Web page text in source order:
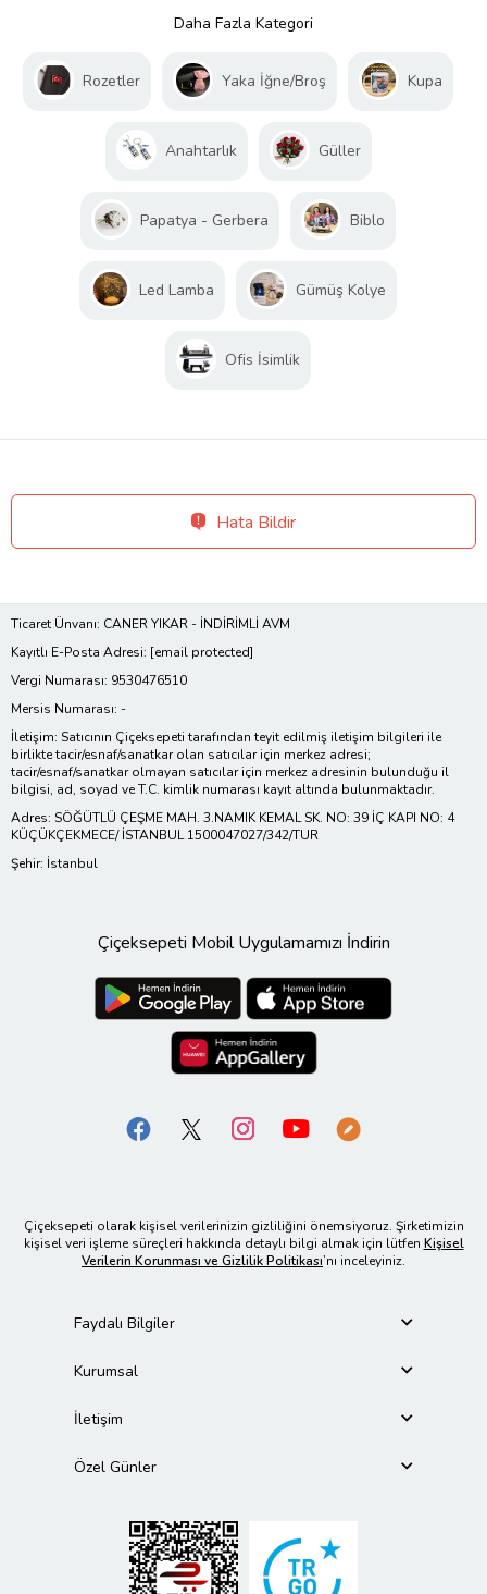
Daha Fazla Kategori
Rozetler Yaka İğne/Broş Kupa
Anahtarlık Güller
Papatya - Gerbera Biblo
Led Lamba Gümüş Kolye
Ofis İsimlik
Hata Bildir
Ticaret Ünvanı: CANER YIKAR - İNDİRİMLİ AVM
Kayıtlı E-Posta Adresi: [email protected]
Vergi Numarası: 9530476510
Mersis Numarası: -
İletişim: Satıcının Çiçeksepeti tarafından teyit edilmiş iletişim bilgileri ile
birlikte tacir/esnaf/sanatkar olan satıcılar için merkez adresi;
tacir/esnaf/sanatkar olmayan satıcılar için merkez adresinin bulunduğu il
bilgisi, ad, soyad ve T.C. kimlik numarası kayıt altında bulunmaktadır.
Adres: SÖĞÜTLÜ ÇEŞME MAH. 3.NAMIK KEMAL SK. NO: 39 İÇ KAPI NO: 4
KÜÇÜKÇEKMECE/ İSTANBUL 1500047027/342/TUR
Şehir: İstanbul
Çiçeksepeti Mobil Uygulamamızı İndirin
Çiçeksepeti olarak kişisel verilerinizin gizliliğini önemsiyoruz. Şirketimizin
kişisel veri işleme süreçleri hakkında detaylı bilgi almak için lütfen Kişisel
Verilerin Korunması ve Gizlilik Politikası’nı inceleyiniz.
Faydalı Bilgiler
Kurumsal
İletişim
Özel Günler